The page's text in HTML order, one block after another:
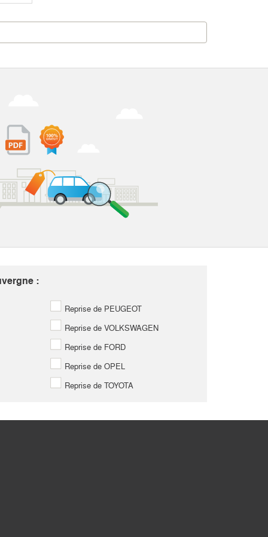
:
Reprise de PEUGEOT
Reprise de VOLKSWAGEN
Reprise de FORD
Reprise de OPEL
Reprise de TOYOTA